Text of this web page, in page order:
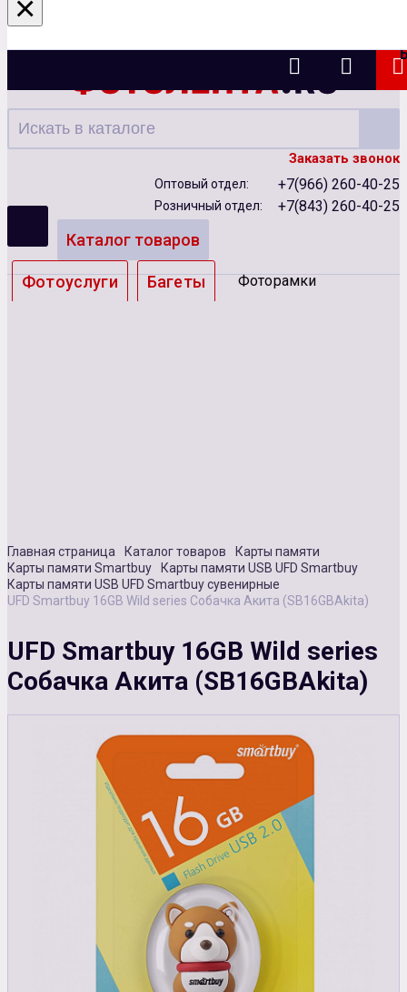
Казань
Заказать звонок
Оптовый отдел: +7(966) 260-40-25
Розничный отдел: +7(843) 260-40-25
Каталог товаров
Фотоуслуги Багеты Фоторамки
Главная страница Каталог товаров
Карты памяти
Карты памяти Smartbuy
Карты памяти USB UFD Smartbuy
Карты памяти USB UFD Smartbuy сувенирные
UFD Smartbuy 16GB Wild series Собачка Акита (SB16GBAkita)
UFD Smartbuy 16GB Wild series
Собачка Акита (SB16GBAkita)
×